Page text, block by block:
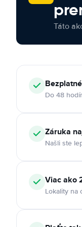
Táto
Do 48
Záruka
Našli ste
Viac ako
Lokality na